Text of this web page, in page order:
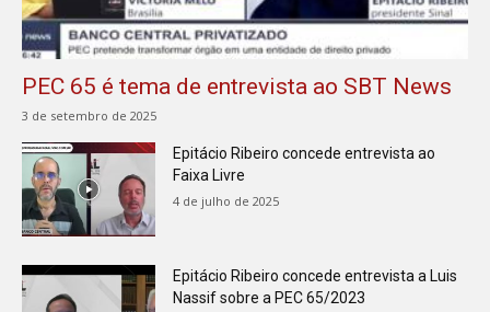
PEC 65 é tema de entrevista ao SBT News
3 de setembro de 2025
Epitácio Ribeiro concede entrevista ao
Faixa Livre
4 de julho de 2025
Epitácio Ribeiro concede entrevista a Luis
Nassif sobre a PEC 65/2023